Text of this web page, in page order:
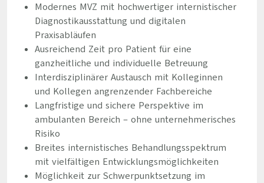
Modernes MVZ mit hochwertiger internistischer
Diagnostikausstattung und digitalen
Praxisabläufen
Ausreichend Zeit pro Patient für eine
ganzheitliche und individuelle Betreuung
Interdisziplinärer Austausch mit Kolleginnen
und Kollegen angrenzender Fachbereiche
Langfristige und sichere Perspektive im
ambulanten Bereich – ohne unternehmerisches
Risiko
Breites internistisches Behandlungsspektrum
mit vielfältigen Entwicklungsmöglichkeiten
Möglichkeit zur Schwerpunktsetzung im